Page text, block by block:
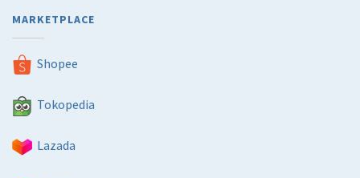
MARKETPLACE
Shopee
Tokopedia
Lazada